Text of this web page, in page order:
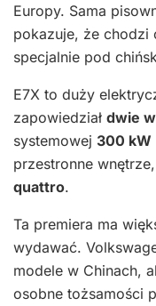
Europy. Sama
pokazuje, że
specjalnie pod
E7X to duży
zapowiedział dwie
systemowej 300 kW
przestronne
quattro.
Ta premiera ma
wydawać.
modele w Chinach,
osobne tożsamości